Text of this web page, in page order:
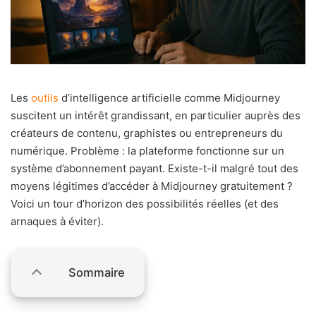
Les outils d’intelligence artificielle comme Midjourney
suscitent un intérêt grandissant, en particulier auprès des
créateurs de contenu, graphistes ou entrepreneurs du
numérique. Problème : la plateforme fonctionne sur un
système d’abonnement payant. Existe-t-il malgré tout des
moyens légitimes d’accéder à Midjourney gratuitement ?
Voici un tour d’horizon des possibilités réelles (et des
arnaques à éviter).
Sommaire